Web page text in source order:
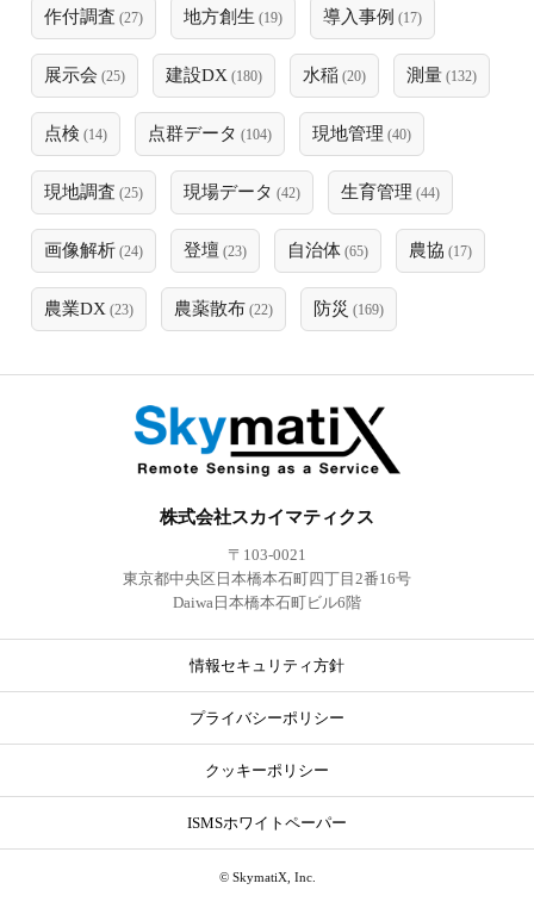
作付調査 (27) 地方創生 (19) 導入事例 (17)
展示会 (25) 建設DX (180) 水稲 (20) 測量 (132)
点検 (14) 点群データ (104) 現地管理 (40)
現地調査 (25) 現場データ (42) 生育管理 (44)
画像解析 (24) 登壇 (23) 自治体 (65) 農協 (17)
農業DX (23) 農薬散布 (22) 防災 (169)
株式会社スカイマティクス
〒103-0021
東京都中央区日本橋本石町四丁目2番16号
Daiwa日本橋本石町ビル6階
情報セキュリティ方針
プライバシーポリシー
クッキーポリシー
ISMSホワイトペーパー
© SkymatiX, Inc.